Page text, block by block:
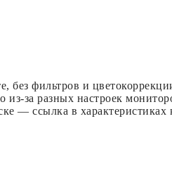
без фильтров и
из-за разных настроек
— ссылка в